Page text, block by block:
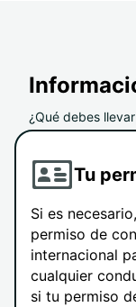
¿Qué debes
Tu
Si es
permiso de
internacional
cualquier
si tu permiso